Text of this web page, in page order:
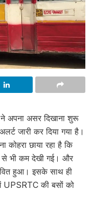
अपना असर दिखाना शुरू
जारी कर दिया गया है।
कोहरा छाया रहा है कि
भी कम देखी गई। और
हुआ। इसके साथ ही
UPSRTC की बसों को